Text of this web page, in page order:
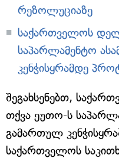
რეზოლუციაზე
საქართველოს
საპარლამენტო
კენჭისყრამდე
შეგახსენებთ,
თქვა ეუთო-ს
გამართულ
საქართველოს